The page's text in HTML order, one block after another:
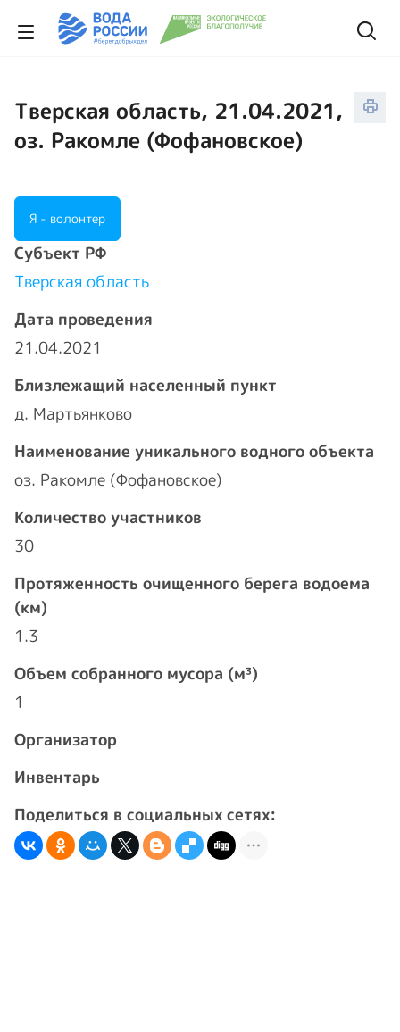
Тверская область, 21.04.2021,
оз. Ракомле (Фофановское)
Я - волонтер
Cубъект РФ
Тверская область
Дата проведения
21.04.2021
Близлежащий населенный пункт
д. Мартьянково
Наименование уникального водного объекта
оз. Ракомле (Фофановское)
Количество участников
30
Протяженность очищенного берега водоема
(км)
1.3
Объем собранного мусора (м³)
1
Организатор
Инвентарь
Поделиться в социальных сетях: